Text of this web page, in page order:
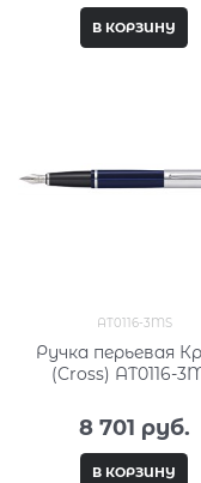
В КОРЗИНУ
AT0116-3MS
Ручка перьевая
(Cross) AT0116-
8 701 руб.
В КОРЗИНУ